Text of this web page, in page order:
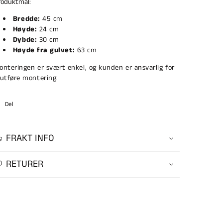
Bredde: 45 cm
Høyde: 24 cm
Dybde: 30 cm
Høyde fra gulvet: 63 cm
er svært enkel, og kunden er ansvarlig for
montering.
Del
FRAKT INFO
RETURER